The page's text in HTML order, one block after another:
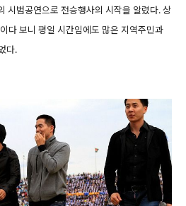
시범공연으로 전승행사의 시작을 알렸다. 상
다 보니 평일 시간임에도 많은 지역주민과
다.